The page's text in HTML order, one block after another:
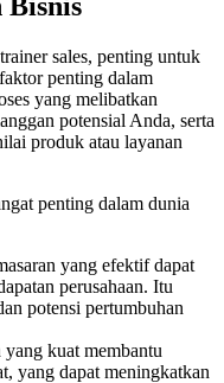
Bisnis
sales, penting untuk
penting dalam
yang melibatkan
potensial Anda, serta
produk atau layanan
penting dalam dunia
yang efektif dapat
perusahaan. Itu
potensi pertumbuhan
yang kuat membantu
yang dapat meningkatkan